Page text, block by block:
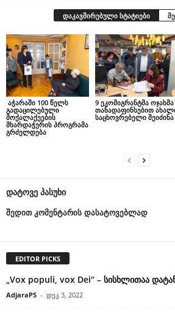
დაკავშირებული სტატიები
აჭარაში 100 წელს
გადაცილებული
მოქალაქეების
მხარდაჭერის პროგრამა
გრძელდება
9 ეკომიგრანტმა ოჯახმა
თანადაფინსებით
საცხოვრებელი შეიძინა
დატოვე პასუხი
შედით კომენტარის დასატოვებლად
EDITOR PICKS
„Vox populi, vox Dei“ – სისხლითაა
AdjaraPS - დეკ 3, 2022